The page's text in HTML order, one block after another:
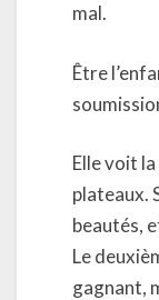
mal.
Être
Elle voit
plateaux.
beautés,
Le
gagnant,